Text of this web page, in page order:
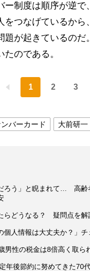
制度は順序が逆で
をつなげているか
題が起きているの
のである。
1 2 3
バーカード 大前研一
ろう」と睨まれて… 高齢
らどうなる？ 疑問点を解
個人情報は大丈夫か？」チ
男性の税金は8倍高く取ら
後節約に努めてきた70